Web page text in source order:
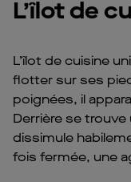
L’îlot de
L’îlot de cuisine
flotter sur ses
poignées, il
Derrière se
dissimule
fois fermée, une